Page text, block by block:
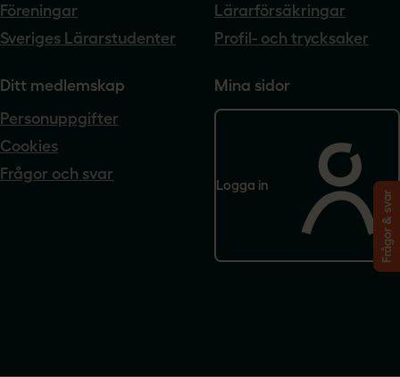
Föreningar
Sveriges Lärarstudenter
Lärarförsäkringar
Profil- och trycksaker
Ditt medlemskap
Personuppgifter
Cookies
Frågor och svar
Mina sidor
Logga in
Frågor & svar